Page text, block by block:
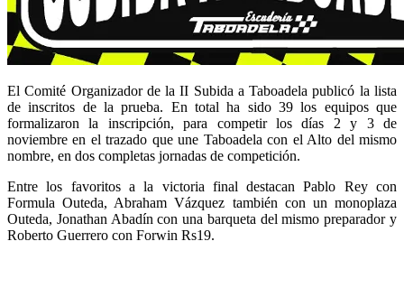
El Comité Organizador de la II Subida a Taboadela publicó la lista
de inscritos de la prueba. En total ha sido 39 los equipos que
formalizaron la inscripción, para competir los días 2 y 3 de
noviembre en el trazado que une Taboadela con el Alto del mismo
nombre, en dos completas jornadas de competición.
Entre los favoritos a la victoria final destacan Pablo Rey con
Formula Outeda, Abraham Vázquez también con un monoplaza
Outeda, Jonathan Abadín con una barqueta del mismo preparador y
Roberto Guerrero con Forwin Rs19.